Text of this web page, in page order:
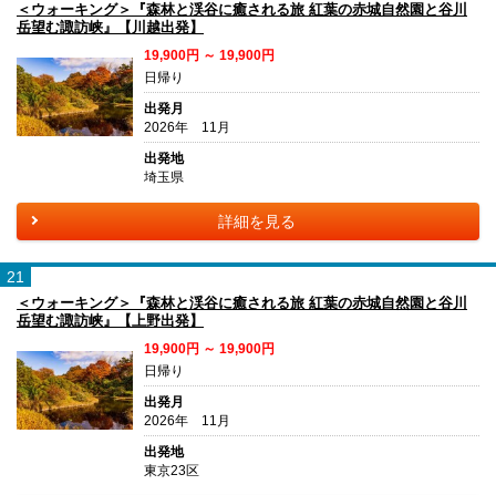
＜ウォーキング＞『森林と渓谷に癒される旅 紅葉の赤城自然園と谷川
岳望む諏訪峡』【川越出発】
19,900円 ～ 19,900円
日帰り
出発月
2026年 11月
出発地
埼玉県
詳細を見る
21
＜ウォーキング＞『森林と渓谷に癒される旅 紅葉の赤城自然園と谷川
岳望む諏訪峡』【上野出発】
19,900円 ～ 19,900円
日帰り
出発月
2026年 11月
出発地
東京23区